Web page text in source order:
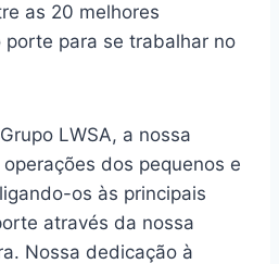
as 20 melhores
porte para se trabalhar no
LWSA, a nossa
dos pequenos e
os às principais
através da nossa
Nossa dedicação à